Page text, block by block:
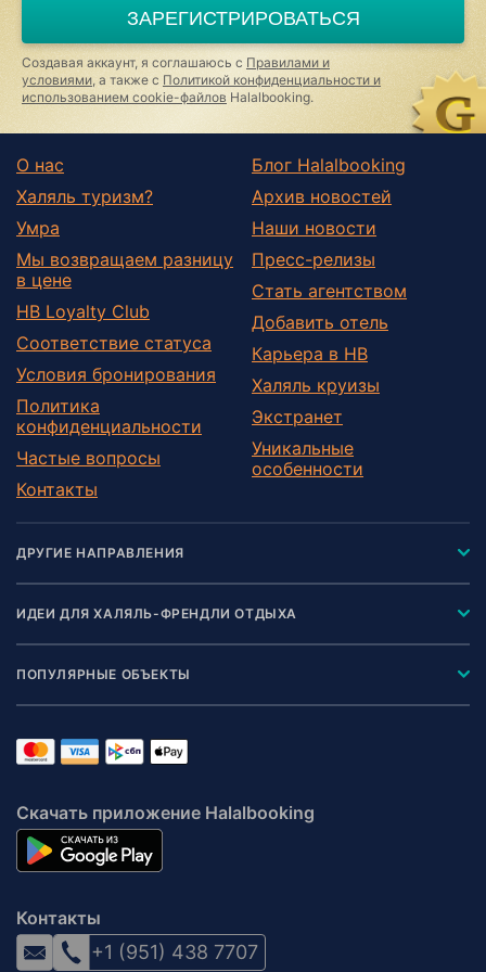
ЗАРЕГИСТРИРОВАТЬСЯ
Создавая аккаунт, я соглашаюсь с Правилами и
условиями , а также с Политикой конфиденциальности и
использованием cookie-файлов Halalbooking.
О нас
Халяль туризм?
Умра
Мы возвращаем разницу
в цене
HB Loyalty Club
Соответствие статуса
Условия бронирования
Политика
конфиденциальности
Частые вопросы
Контакты
Блог Halalbooking
Архив новостей
Наши новости
Пресс-релизы
Стать агентством
Добавить отель
Карьера в HB
Халяль круизы
Экстранет
Уникальные
особенности
ДРУГИЕ НАПРАВЛЕНИЯ
ИДЕИ ДЛЯ ХАЛЯЛЬ-ФРЕНДЛИ ОТДЫХА
ПОПУЛЯРНЫЕ ОБЪЕКТЫ
Скачать приложение Halalbooking
Контакты
+1 (951) 438 7707